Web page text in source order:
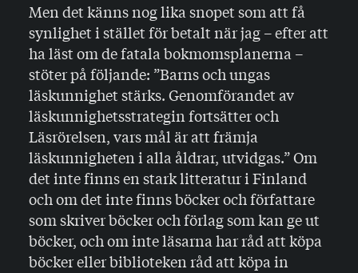
Men det känns nog lika snopet som att få
synlighet i stället för betalt när jag – efter att
ha läst om de fatala bokmomsplanerna –
stöter på följande: ”Barns och ungas
läskunnighet stärks. Genomförandet av
läskunnighetsstrategin fortsätter och
Läsrörelsen, vars mål är att främja
läskunnigheten i alla åldrar, utvidgas.” Om
det inte finns en stark litteratur i Finland
och om det inte finns böcker och författare
som skriver böcker och förlag som kan ge ut
böcker, och om inte läsarna har råd att köpa
böcker eller biblioteken råd att köpa in